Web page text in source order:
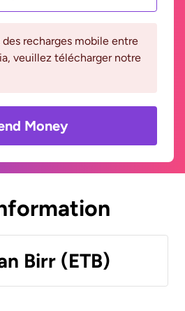
des recharges mobile entre
veuillez télécharger notre
Money
Birr (ETB)